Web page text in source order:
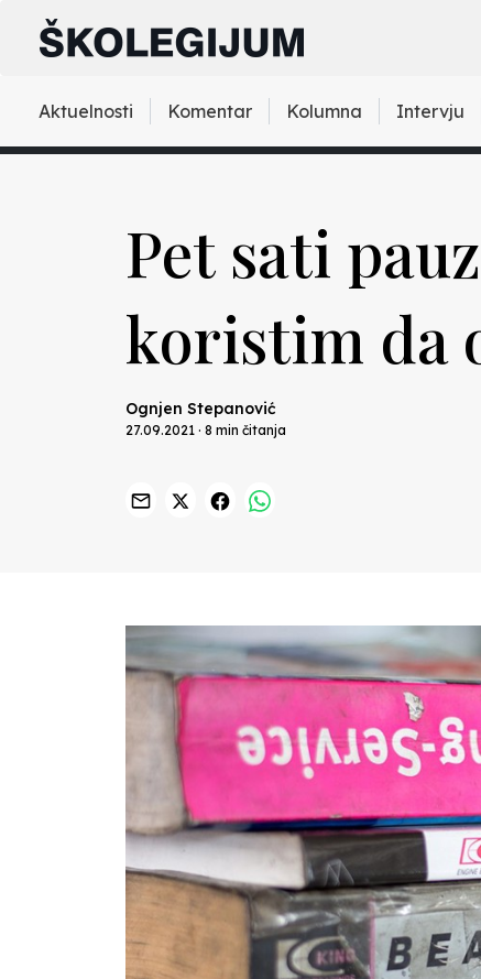
Aktuelnosti Komentar Kolumna Intervju
Pet sati
koristim da
Ognjen Stepanović
27.09.2021 · 8 min čitanja